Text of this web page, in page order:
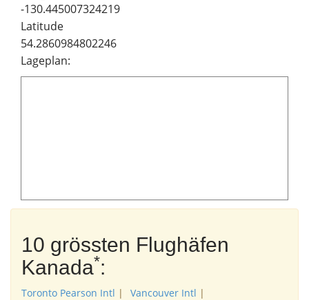
-130.445007324219
Latitude
54.2860984802246
Lageplan:
10 grössten Flughäfen
Kanada*:
Toronto Pearson Intl | Vancouver Intl |